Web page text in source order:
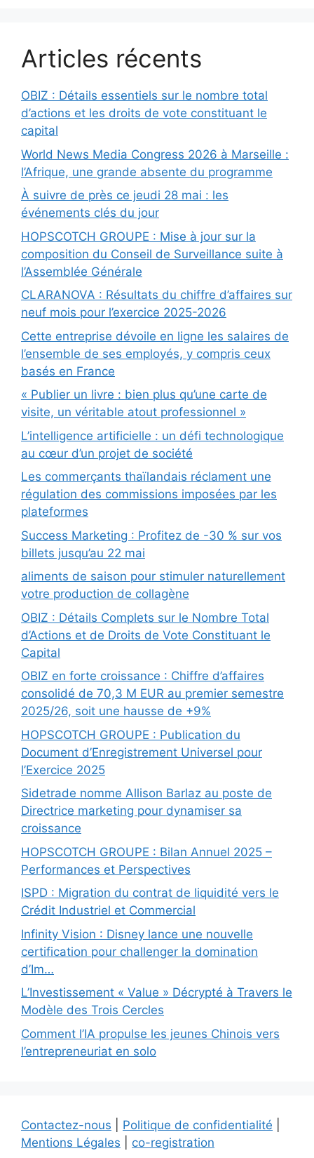
Articles récents
OBIZ : Détails essentiels sur le nombre total
d’actions et les droits de vote constituant le
capital
World News Media Congress 2026 à Marseille :
l’Afrique, une grande absente du programme
À suivre de près ce jeudi 28 mai : les
événements clés du jour
HOPSCOTCH GROUPE : Mise à jour sur la
composition du Conseil de Surveillance suite à
l’Assemblée Générale
CLARANOVA : Résultats du chiffre d’affaires sur
neuf mois pour l’exercice 2025-2026
Cette entreprise dévoile en ligne les salaires de
l’ensemble de ses employés, y compris ceux
basés en France
« Publier un livre : bien plus qu’une carte de
visite, un véritable atout professionnel »
L’intelligence artificielle : un défi technologique
au cœur d’un projet de société
Les commerçants thaïlandais réclament une
régulation des commissions imposées par les
plateformes
Success Marketing : Profitez de -30 % sur vos
billets jusqu’au 22 mai
aliments de saison pour stimuler naturellement
votre production de collagène
OBIZ : Détails Complets sur le Nombre Total
d’Actions et de Droits de Vote Constituant le
Capital
OBIZ en forte croissance : Chiffre d’affaires
consolidé de 70,3 M EUR au premier semestre
2025/26, soit une hausse de +9%
HOPSCOTCH GROUPE : Publication du
Document d’Enregistrement Universel pour
l’Exercice 2025
Sidetrade nomme Allison Barlaz au poste de
Directrice marketing pour dynamiser sa
croissance
HOPSCOTCH GROUPE : Bilan Annuel 2025 –
Performances et Perspectives
ISPD : Migration du contrat de liquidité vers le
Crédit Industriel et Commercial
Infinity Vision : Disney lance une nouvelle
certification pour challenger la domination
d’Im…
L’Investissement « Value » Décrypté à Travers le
Modèle des Trois Cercles
Comment l’IA propulse les jeunes Chinois vers
l’entrepreneuriat en solo
Contactez-nous Politique de confidentialité
Mentions Légales
co-registration